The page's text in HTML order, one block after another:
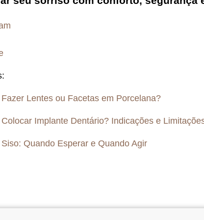
Lentes ou Facetas em Porcelana?
Implante Dentário? Indicações e
Quando Esperar e Quando Agir